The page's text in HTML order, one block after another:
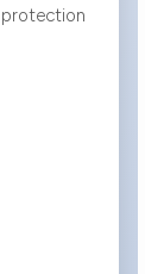
protection